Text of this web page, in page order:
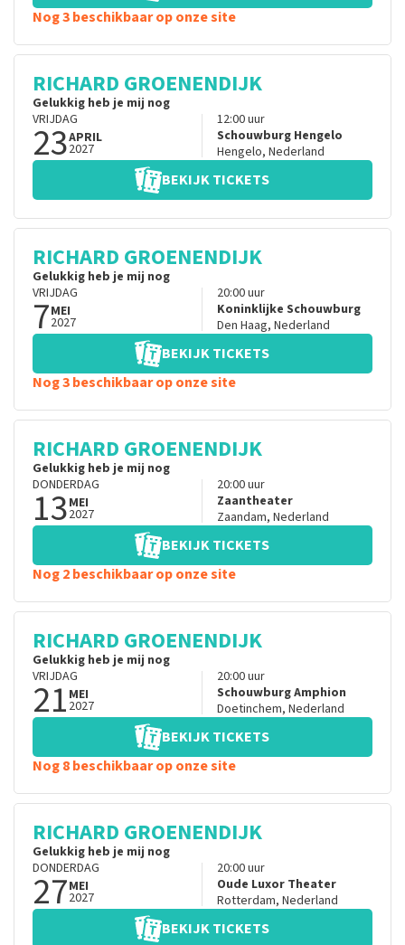
Nog 3 beschikbaar op onze site
RICHARD GROENENDIJK
Gelukkig heb je mij nog
VRIJDAG
23APRIL
2027
12:00uur
Schouwburg Hengelo
Hengelo, Nederland
BEKIJK TICKETS
RICHARD GROENENDIJK
Gelukkig heb je mij nog
VRIJDAG
7MEI
2027
20:00uur
Koninklijke Schouwburg
Den Haag, Nederland
BEKIJK TICKETS
Nog 3 beschikbaar op onze site
RICHARD GROENENDIJK
Gelukkig heb je mij nog
DONDERDAG
13MEI
2027
20:00uur
Zaantheater
Zaandam, Nederland
BEKIJK TICKETS
Nog 2 beschikbaar op onze site
RICHARD GROENENDIJK
Gelukkig heb je mij nog
VRIJDAG
21 MEI
2027
20:00uur
Schouwburg Amphion
Doetinchem, Nederland
BEKIJK TICKETS
Nog 8 beschikbaar op onze site
RICHARD GROENENDIJK
Gelukkig heb je mij nog
DONDERDAG
27MEI
2027
20:00uur
Oude Luxor Theater
Rotterdam, Nederland
BEKIJK TICKETS